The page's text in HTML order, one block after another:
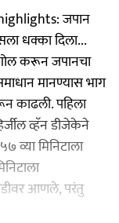
जपान
धक्का दिला...
करून जपानचा
मानण्यास भाग
काढली. पहिला
व्हॅन डीजेकेने
व्या मिनिटाला
आणले, परंतु